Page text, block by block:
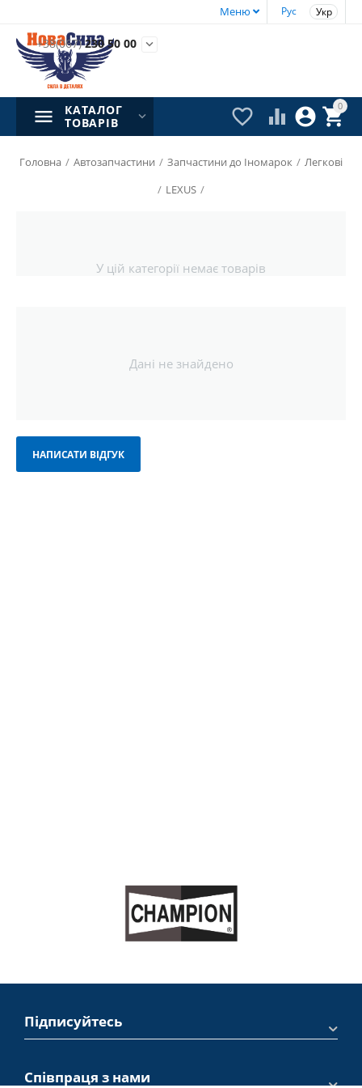
Рус Укр
Меню
+38(067)230 50 00 
0


 
КАТАЛОГ
ТОВАРІВ
Головна / Автозапчастини / Запчастини до Іномарок / Легкові
/ LEXUS /
У цій категорії немає товарів
Дані не знайдено
НАПИСАТИ ВІДГУК
Підписуйтесь
Співпраця з нами